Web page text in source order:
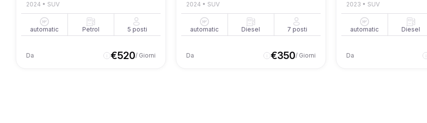
2024 • SUV
automatic Petrol 5 posti
Da €520/ Giorni
2024 • SUV
automatic Diesel 7 posti
Da €350/ Giorni
2023 • SUV
automatic Diesel
Da